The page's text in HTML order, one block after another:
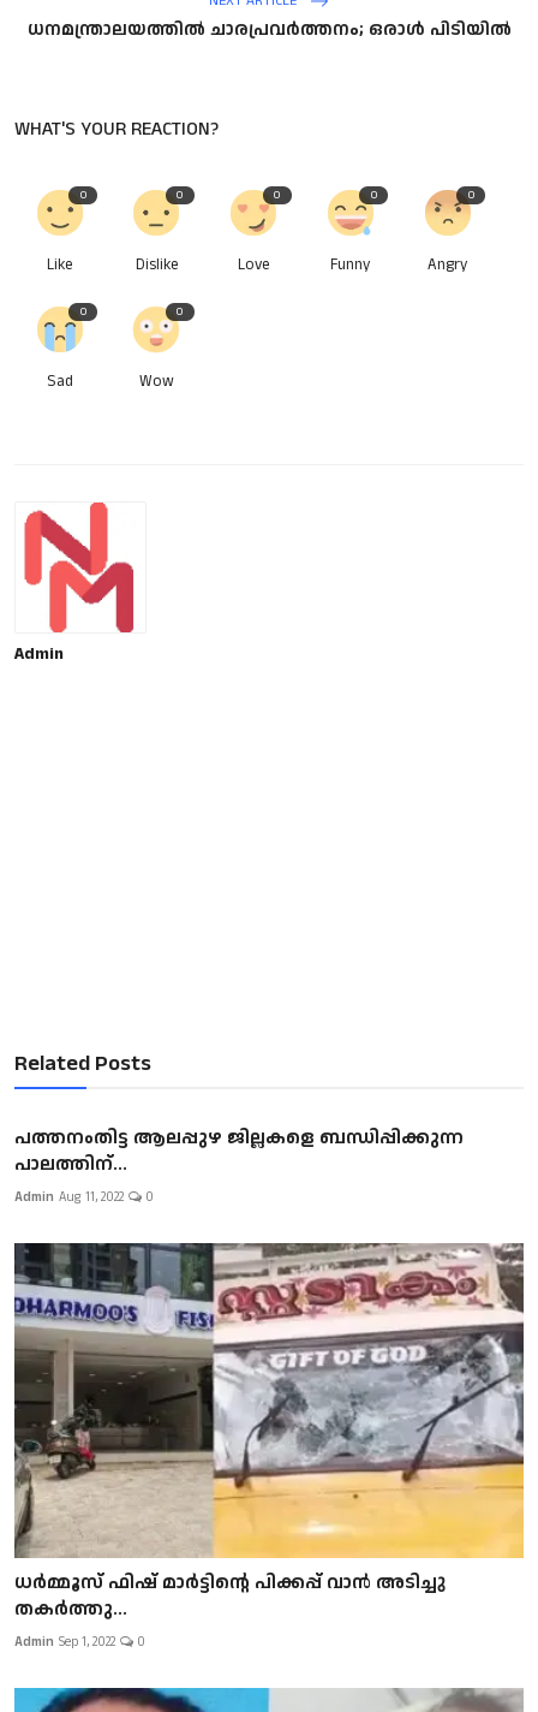
ധനമന്ത്രാലയത്തിൽ ചാരപ്രവർത്തനം; ഒരാൾ പിടിയിൽ
WHAT'S YOUR REACTION?
0
Like
0
Dislike
0
Love
0
Funny
0
Angry
0
Sad
0
Wow
Admin
Related Posts
പത്തനംതിട്ട ആലപ്പുഴ ജില്ലകളെ ബന്ധിപ്പിക്കുന്ന
പാലത്തിന്...
Admin Aug 11, 2022 0
ധർമ്മൂസ് ഫിഷ് മാർട്ടിന്റെ പിക്കപ്പ് വാൻ അടിച്ചു
തകർത്തു...
Admin Sep 1, 2022 0